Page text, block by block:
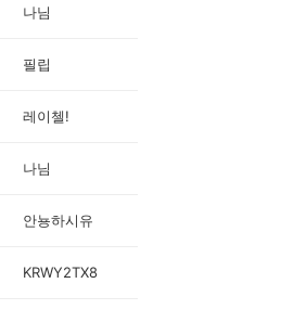
나님
필립
레이첼!
나님
안뇽하시유
KRWY2TX8